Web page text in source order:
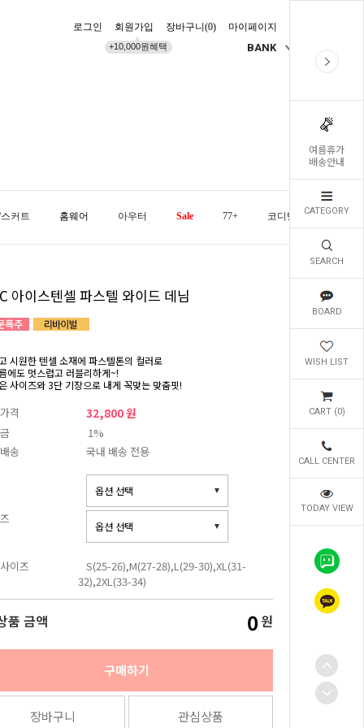
여름휴가
배송안내
CATEGORY
SEARCH
BOARD
WISH LIST
CART (0)
CALL CENTER
TODAY VIEW
로그인 회원가입
+10,000원혜택
장바구니(0) 마이페이지
BANK
커트 홈웨어 아우터 Sale 77+ 코디템 오늘발송
아이스텐셀 파스텔 와이드 데님
시원한 텐셀 소재에 파스텔톤의 컬러로
에도 멋스럽고 러블리하게~!
사이즈와 3단 기장으로 내게 꼭맞는 맞춤핏!
격 32,800 원
1%
송
국내 배송 전용
이즈
S(25-26),M(27-28),L(29-30),XL(31-
32),2XL(33-34)
품 금액 0 원
구매하기
장바구니 관심상품